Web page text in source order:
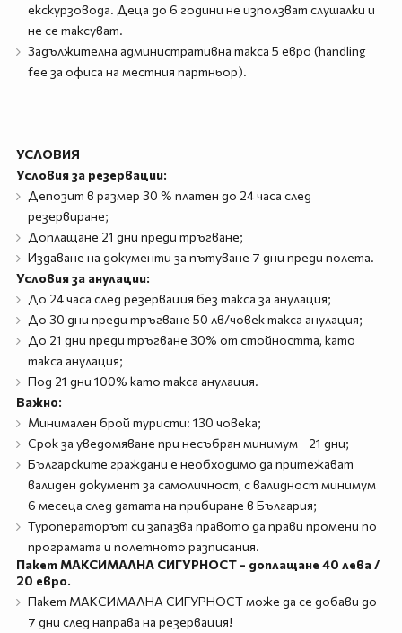
екскурзовода. Деца до 6 години не използват слушалки и
не се таксуват.
Задължителна административна такса 5 евро (handling
fee за офиса на местния партньор).
УСЛОВИЯ
Условия за резервации:
Депозит в размер 30 % платен до 24 часа след
резервиране;
Доплащане 21 дни преди тръгване;
Издаване на документи за пътуване 7 дни преди полета.
Условия за анулации:
До 24 часа след резервация без такса за анулация;
До 30 дни преди тръгване 50 лв/човек такса анулация;
До 21 дни преди тръгване 30% от стойността, като
такса анулация;
Под 21 дни 100% като такса анулация.
Важно:
Минимален брой туристи: 130 човека;
Срок за уведомяване при несъбран минимум - 21 дни;
Българските граждани е необходимо да притежават
валиден документ за самоличност, с валидност минимум
6 месеца след датата на прибиране в България;
Туроператорът си запазва правото да прави промени по
програмата и полетното разписания.
Пакет МАКСИМАЛНА СИГУРНОСТ - доплащане 40 лева /
20 евро.
Пакет МАКСИМАЛНА СИГУРНОСТ може да се добави до
7 дни след направа на резервация!